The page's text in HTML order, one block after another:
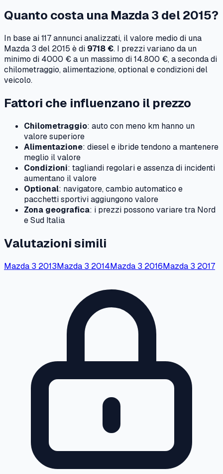
Quanto costa una Mazda3 del2015?
In base ai117annunci analizzati, il valore medio di una
Mazda 3 del 2015 è di 9718 €. I prezzi variano da un
minimo di 4000 €a un massimo di14.800 €, a seconda di
chilometraggio, alimentazione, optional e condizioni del
veicolo.
Fattori che influenzano il prezzo
Chilometraggio: auto con meno km hanno un
valore superiore
Alimentazione: diesel e ibride tendono a mantenere
meglio il valore
Condizioni: tagliandi regolari e assenza di incidenti
aumentano il valore
Optional: navigatore, cambio automatico e
pacchetti sportivi aggiungono valore
Zona geografica: i prezzi possono variare tra Nord
e Sud Italia
Valutazioni simili
Mazda 3 2013Mazda 3 2014Mazda 3 2016Mazda 3 2017